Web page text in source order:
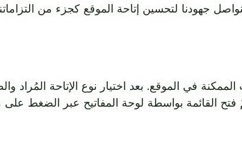
جهودنا لتحسين إتاحة الموقع كجزء من
في الموقع. بعد اختيار نوع الإتاحة المُراد